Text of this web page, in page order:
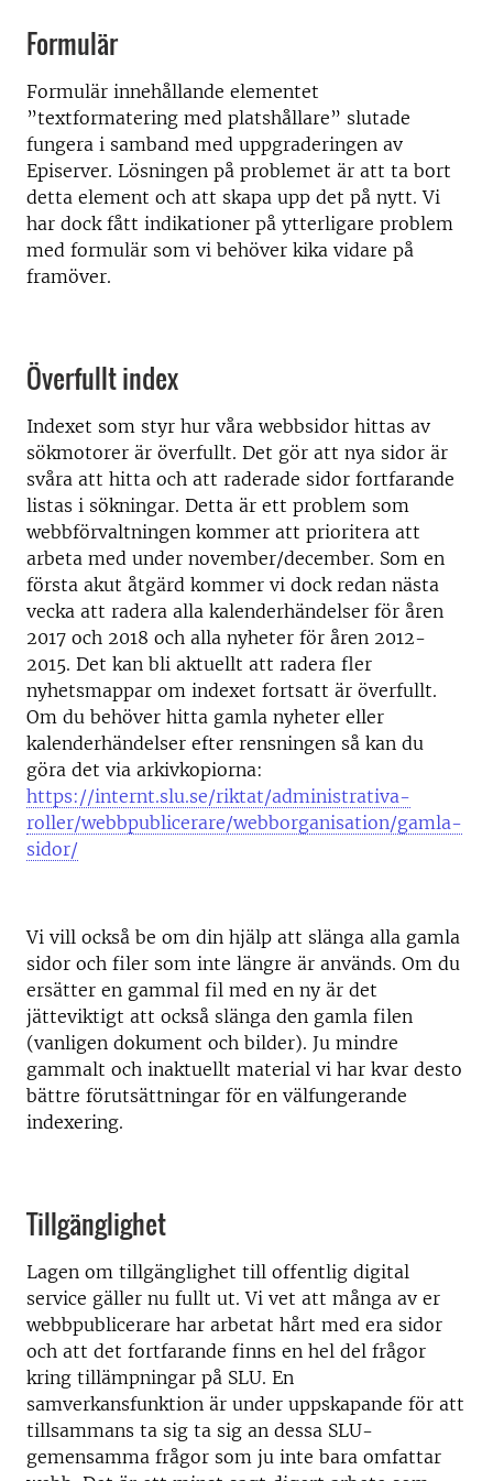
Formulär
Formulär innehållande elementet
”textformatering med platshållare” slutade
fungera i samband med uppgraderingen av
Episerver. Lösningen på problemet är att ta bort
detta element och att skapa upp det på nytt. Vi
har dock fått indikationer på ytterligare problem
med formulär som vi behöver kika vidare på
framöver.
Överfullt index
Indexet som styr hur våra webbsidor hittas av
sökmotorer är överfullt. Det gör att nya sidor är
svåra att hitta och att raderade sidor fortfarande
listas i sökningar. Detta är ett problem som
webbförvaltningen kommer att prioritera att
arbeta med under november/december. Som en
första akut åtgärd kommer vi dock redan nästa
vecka att radera alla kalenderhändelser för åren
2017 och 2018 och alla nyheter för åren 2012-
2015. Det kan bli aktuellt att radera fler
nyhetsmappar om indexet fortsatt är överfullt.
Om du behöver hitta gamla nyheter eller
kalenderhändelser efter rensningen så kan du
göra det via arkivkopiorna:
https://internt.slu.se/riktat/administrativa-
roller/webbpublicerare/webborganisation/gamla-
sidor/
Vi vill också be om din hjälp att slänga alla gamla
sidor och filer som inte längre är används. Om du
ersätter en gammal fil med en ny är det
jätteviktigt att också slänga den gamla filen
(vanligen dokument och bilder). Ju mindre
gammalt och inaktuellt material vi har kvar desto
bättre förutsättningar för en välfungerande
indexering.
Tillgänglighet
Lagen om tillgänglighet till offentlig digital
service gäller nu fullt ut. Vi vet att många av er
webbpublicerare har arbetat hårt med era sidor
och att det fortfarande finns en hel del frågor
kring tillämpningar på SLU. En
samverkansfunktion är under uppskapande för att
tillsammans ta sig ta sig an dessa SLU-
gemensamma frågor som ju inte bara omfattar